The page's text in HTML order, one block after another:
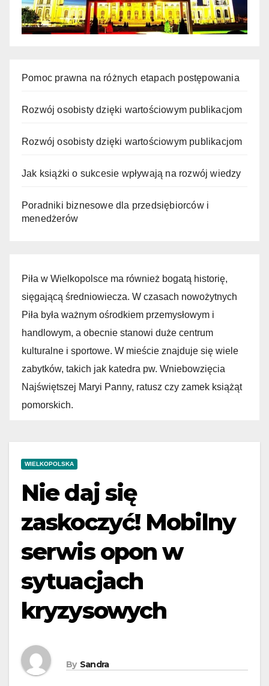
Pomoc prawna na różnych etapach postępowania
Rozwój osobisty dzięki wartościowym publikacjom
Rozwój osobisty dzięki wartościowym publikacjom
Jak książki o sukcesie wpływają na rozwój wiedzy
Poradniki biznesowe dla przedsiębiorców i
menedżerów
Piła w Wielkopolsce ma również bogatą historię,
sięgającą średniowiecza. W czasach nowożytnych
Piła była ważnym ośrodkiem przemysłowym i
handlowym, a obecnie stanowi duże centrum
kulturalne i sportowe. W mieście znajduje się wiele
zabytków, takich jak katedra pw. Wniebowzięcia
Najświętszej Maryi Panny, ratusz czy zamek książąt
pomorskich.
WIELKOPOLSKA
Nie daj się
zaskoczyć! Mobilny
serwis opon w
sytuacjach
kryzysowych
By Sandra